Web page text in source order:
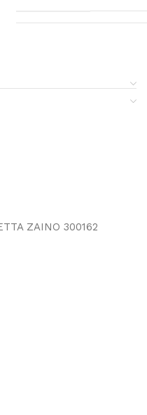
ZAINO 300162